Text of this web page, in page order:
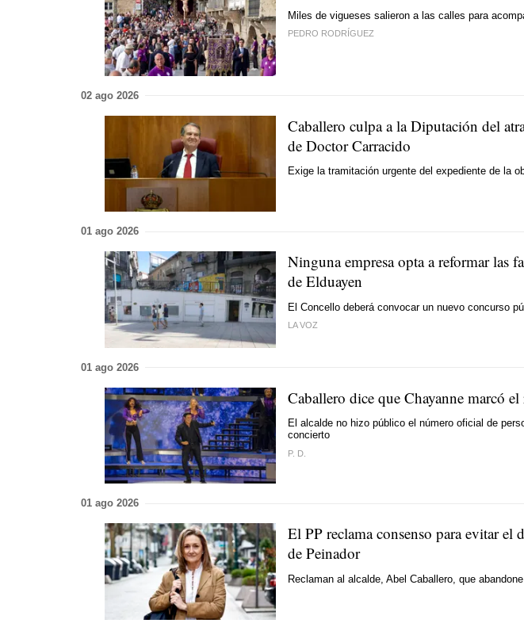
Miles de vigueses salieron a las calles para
PEDRO RODRÍGUEZ
02 ago 2026
Caballero culpa a la Diputación del
de Doctor Carracido
Exige la tramitación urgente del expediente de la
01 ago 2026
Ninguna empresa opta a reformar las
de Elduayen
El Concello deberá convocar un nuevo concurso
LA VOZ
01 ago 2026
Caballero dice que Chayanne marcó
El alcalde no hizo público el número oficial de
concierto
P. D.
01 ago 2026
El PP reclama consenso para evitar el
de Peinador
Reclaman al alcalde, Abel Caballero, que